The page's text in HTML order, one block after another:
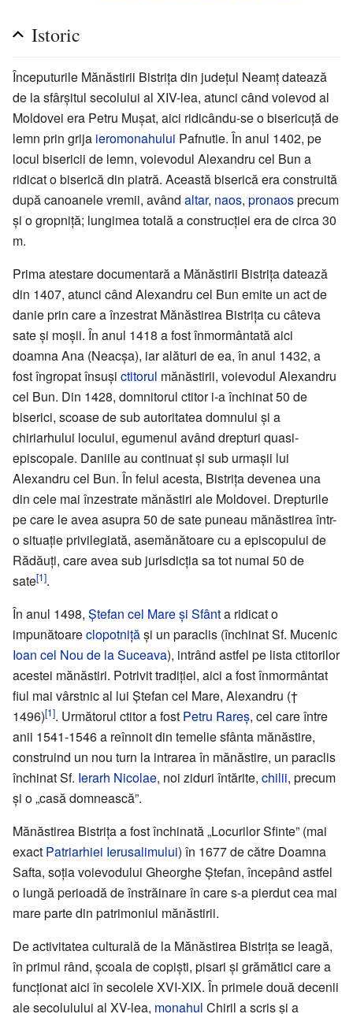
Istoric
Începuturile Mănăstirii Bistrița din județul Neamț datează
de la sfârșitul secolului al XIV-lea, atunci când voievod al
Moldovei era Petru Mușat, aici ridicându-se o bisericuță de
lemn prin grija ieromonahului Pafnutie. În anul 1402, pe
locul bisericii de lemn, voievodul Alexandru cel Bun a
ridicat o biserică din piatră. Această biserică era construită
după canoanele vremii, având altar, naos, pronaosprecum
și o gropniță; lungimea totală a construcției era de circa 30
m.
Prima atestare documentară a Mănăstirii Bistrița datează
din 1407, atunci când Alexandru cel Bun emite un act de
danie prin care a înzestrat Mănăstirea Bistrița cu câteva
sate și moșii. În anul 1418 a fost înmormântată aici
doamna Ana (Neacșa), iar alături de ea, în anul 1432, a
fost îngropat însuși ctitorul mănăstirii, voievodul Alexandru
cel Bun. Din 1428, domnitorul ctitor i-a închinat 50 de
biserici, scoase de sub autoritatea domnului și a
chiriarhului locului, egumenul având drepturi quasi-
episcopale. Daniile au continuat și sub urmașii lui
Alexandru cel Bun. În felul acesta, Bistrița devenea una
din cele mai înzestrate mănăstiri ale Moldovei. Drepturile
pe care le avea asupra 50 de sate puneau mănăstirea într-
o situație privilegiată, asemănătoare cu a episcopului de
Rădăuți, care avea sub jurisdicția sa tot numai 50 de
sate[1].
În anul 1498, Ștefan cel Mare și Sfânta ridicat o
impunătoareclopotnițăși un paraclis (închinat Sf. Mucenic
Ioan cel Nou de la Suceava), intrând astfel pe lista ctitorilor
acestei mănăstiri. Potrivit tradiției, aici a fost înmormântat
fiul mai vârstnic al lui Ștefan cel Mare, Alexandru (†
1496)[1]. Următorul ctitor a fost Petru Rareș, cel care între
anii 1541-1546 a reînnoit din temelie sfânta mănăstire,
construind un nou turn la intrarea în mănăstire, un paraclis
închinat Sf. Ierarh Nicolae, noi ziduri întărite, chilii, precum
și o „casă domnească”.
Mănăstirea Bistrița a fost închinată „Locurilor Sfinte” (mai
exact Patriarhiei Ierusalimului) în 1677 de către Doamna
Safta, soția voievodului Gheorghe Ştefan, începând astfel
o lungă perioadă de înstrăinare în care s-a pierdut cea mai
mare parte din patrimoniul mănăstirii.
De activitatea culturală de la Mănăstirea Bistrița se leagă,
în primul rând, școala de copiști, pisari și grămătici care a
funcționat aici în secolele XVI-XIX. În primele două decenii
ale secolulului al XV-lea, monahul Chiril a scris și a